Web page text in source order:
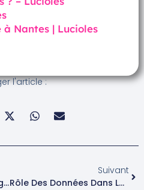
Nantes | Lucioles
l'article :
Stratégie Neuromarketing Pour PME Et B2B : Guide Pratique
Suivant
Rôle Des Données Dans La Stratégie Digitale